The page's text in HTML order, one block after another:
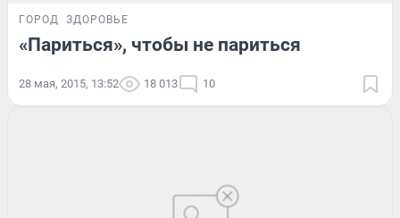
ГОРОД ЗДОРОВЬЕ
«Париться», чтобы не париться
28 мая, 2015, 13:52 18 013 10